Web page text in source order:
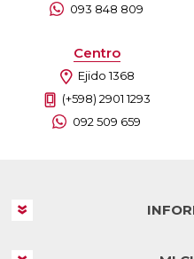
093 848 809
Centro
Ejido 1368
(+598) 2901 1293
092 509 659